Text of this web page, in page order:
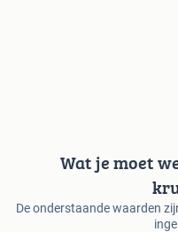
Wat je moet
De onderstaande waarden